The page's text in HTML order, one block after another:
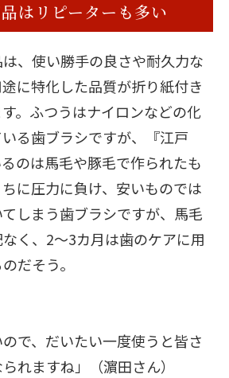
はリピーターも多い
は、使い勝手の良さや耐久力な
に特化した品質が折り紙付き
。ふつうはナイロンなどの化
る歯ブラシですが、『江戸
のは馬毛や豚毛で作られたも
に圧力に負け、安いものでは
しまう歯ブラシですが、馬毛
く、2～3カ月は歯のケアに用
だそう。
ので、だいたい一度使うと皆さ
れますね」（濵田さん）